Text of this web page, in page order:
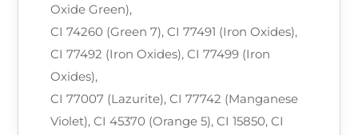
Oxide Green),
CI 74260 (Green 7), CI 77491 (Iron Oxides),
CI 77492 (Iron Oxides), CI 77499 (Iron
Oxides),
CI 77007 (Lazurite), CI 77742 (Manganese
Violet), CI 45370 (Orange 5), CI 15850, CI